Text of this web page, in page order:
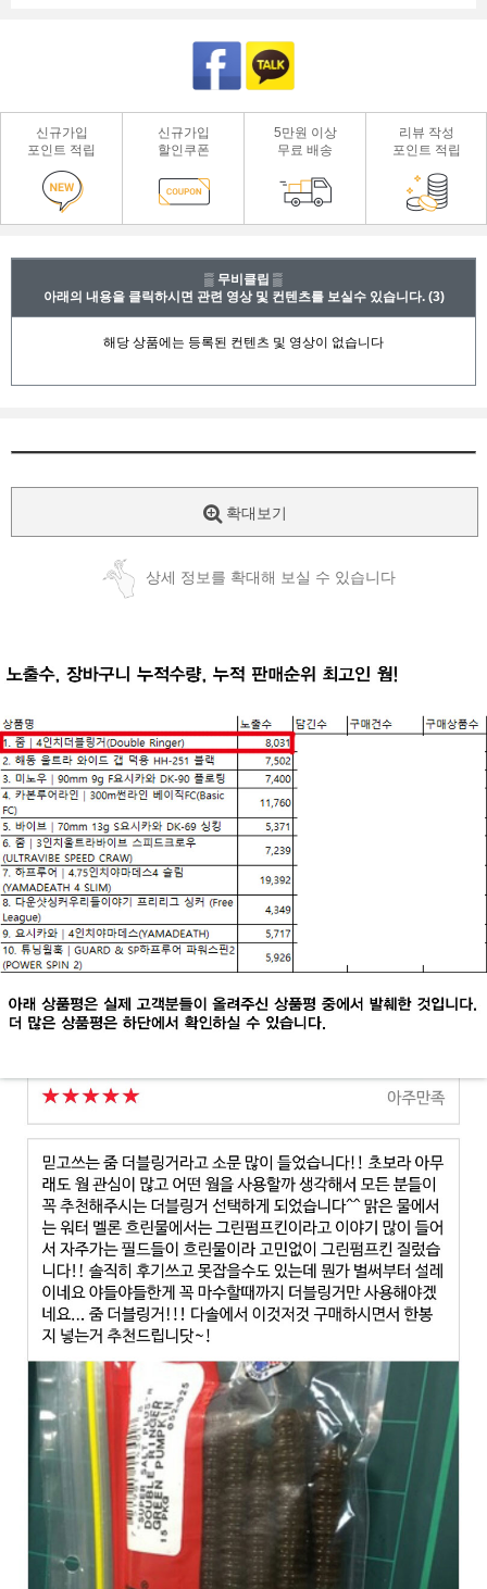
신규가입
포인트 적립
신규가입
할인쿠폰
5만원 이상
무료 배송
리뷰 작성
포인트 적립
▒ 무비클립 ▒
아래의 내용을 클릭하시면 관련 영상 및 컨텐츠를 보실수 있습니다. (3)
확대보기
상세 정보를 확대해 보실 수 있습니다